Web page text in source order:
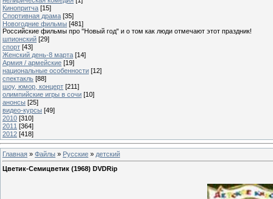
Кинопритча [15]
Спортивная драма [35]
Новогодние фильмы [481]
Российские фильмы про "Новый год" и о том как люди отмечают этот праздник!
шпионский [29]
спорт [43]
Женский день-8 марта [14]
Армия / армейские [19]
национальные особенности [12]
спектакль [88]
шоу, юмор, концерт [211]
олимпийские игры в сочи [10]
анонсы [25]
видео-курсы [49]
2010 [310]
2011 [364]
2012 [418]
Главная » Файлы » Русские » детский
Цветик-Семицветик (1968) DVDRip